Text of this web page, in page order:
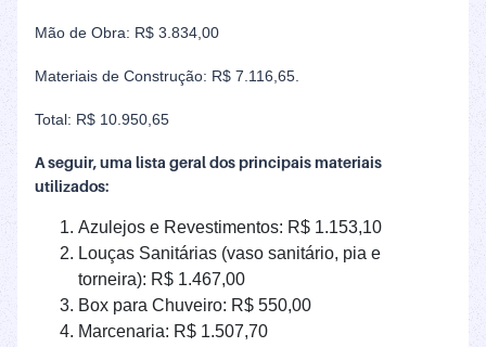
Mão de Obra: R$ 3.834,00
Materiais de Construção: R$ 7.116,65.
Total: R$ 10.950,65
A seguir, uma lista geral dos principais materiais
utilizados:
Azulejos e Revestimentos: R$ 1.153,10
Louças Sanitárias (vaso sanitário, pia e
torneira): R$ 1.467,00
Box para Chuveiro: R$ 550,00
Marcenaria: R$ 1.507,70